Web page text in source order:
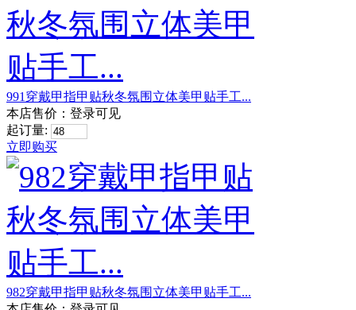
991穿戴甲指甲贴秋冬氛围立体美甲贴手工...
本店售价： 登录可见
起订量:
立即购买
982穿戴甲指甲贴秋冬氛围立体美甲贴手工...